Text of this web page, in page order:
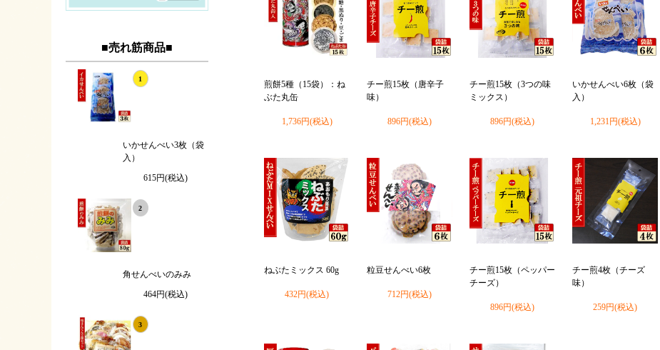
■売れ筋商品■
1
いかせんべい3枚（袋
入）
615円(税込)
2
角せんべいのみみ
464円(税込)
3
煎餅5種（15袋）：ね
ぶた丸缶
1,736円(税込)
チー煎15枚（唐辛子
味）
896円(税込)
チー煎15枚（3つの味
ミックス）
896円(税込)
いかせんべい6枚（袋
入）
1,231円(税込)
ねぶたミックス 60g
432円(税込)
粒豆せんべい6枚
712円(税込)
チー煎15枚（ペッパー
チーズ）
896円(税込)
チー煎4枚（チーズ
味）
259円(税込)